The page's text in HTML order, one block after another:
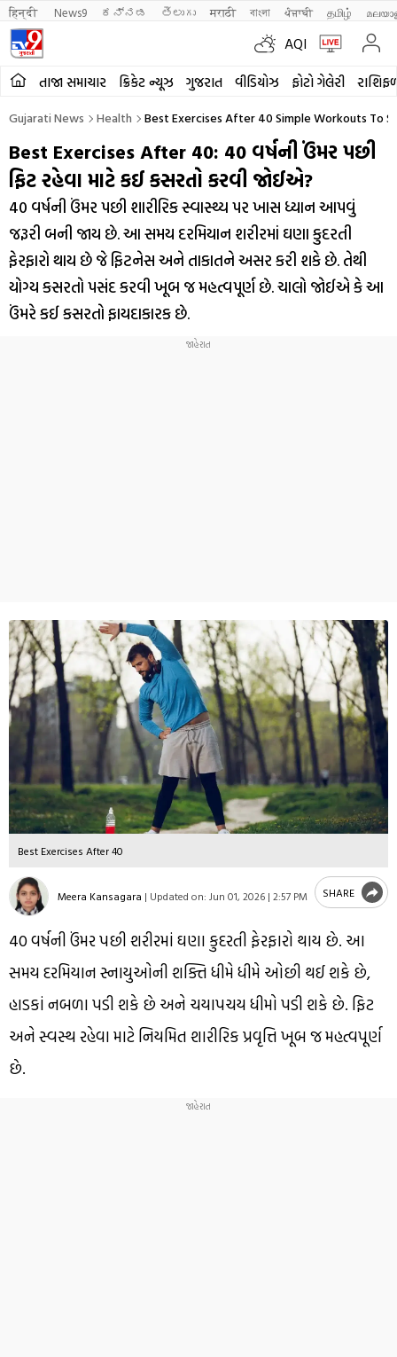
हिन्दी News9 ಕನ್ನಡ తెలుగు मराठी বাংলা ਪੰਜਾਬੀ தமிழ்
AQI
તાજા સમાચાર ક્રિકેટ ન્યૂઝ ગુજરાત વીડિયોઝ ફોટો ગેલેરી
Gujarati News Health Best Exercises After 40 Simple Workouts To
Best Exercises After 40: 40 વર્ષની ઉંમર પછી
ફિટ રહેવા માટે કઈ કસરતો કરવી જોઈએ?
40 વર્ષની ઉંમર પછી શારીરિક સ્વાસ્થ્ય પર ખાસ ધ્યાન આપવું
જરૂરી બની જાય છે. આ સમય દરમિયાન શરીરમાં ઘણા કુદરતી
ફેરફારો થાય છે જે ફિટનેસ અને તાકાતને અસર કરી શકે છે. તેથી
યોગ્ય કસરતો પસંદ કરવી ખૂબ જ મહત્વપૂર્ણ છે. ચાલો જોઈએ કે આ
ઉંમરે કઈ કસરતો ફાયદાકારક છે.
Best Exercises After 40
Meera Kansagara | Updated on: Jun 01, 2026 | 2:57 PM SHARE
40 વર્ષની ઉંમર પછી શરીરમાં ઘણા કુદરતી ફેરફારો થાય છે. આ
સમય દરમિયાન સ્નાયુઓની શક્તિ ધીમે ધીમે ઓછી થઈ શકે છે,
હાડકાં નબળા પડી શકે છે અને ચયાપચય ધીમો પડી શકે છે. ફિટ
અને સ્વસ્થ રહેવા માટે નિયમિત શારીરિક પ્રવૃત્તિ ખૂબ જ મહત્વપૂર્ણ
છે.